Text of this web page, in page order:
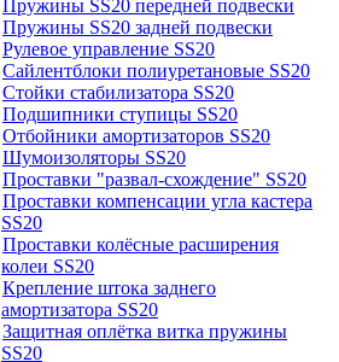
Пружины SS20 передней подвески
Пружины SS20 задней подвески
Рулевое управление SS20
Сайлентблоки полиуретановые SS20
Стойки стабилизатора SS20
Подшипники ступицы SS20
Отбойники амортизаторов SS20
Шумоизоляторы SS20
Проставки "развал-схождение" SS20
Проставки компенсации угла кастера
SS20
Проставки колёсные расширения
колеи SS20
Крепление штока заднего
амортизатора SS20
Защитная оплётка витка пружины
SS20